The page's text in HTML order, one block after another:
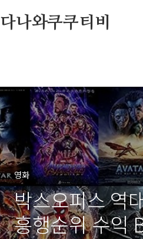
다나와쿠쿠티비
영화
박스오피스 역
흥행순위 수익